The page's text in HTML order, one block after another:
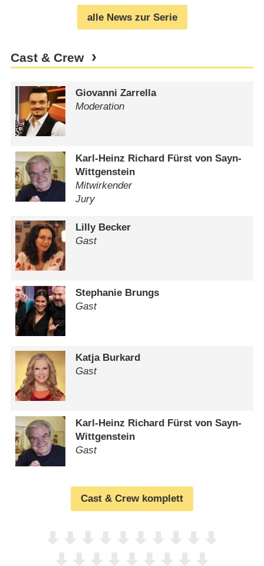
alle News zur Serie
Cast & Crew
Giovanni Zarrella
Moderation
Karl-Heinz Richard Fürst von Sayn-
Wittgenstein
Mitwirkender
Jury
Lilly Becker
Gast
Stephanie Brungs
Gast
Katja Burkard
Gast
Karl-Heinz Richard Fürst von Sayn-
Wittgenstein
Gast
Cast & Crew komplett